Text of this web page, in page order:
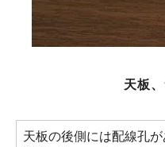
天板
天板の後側には配線孔